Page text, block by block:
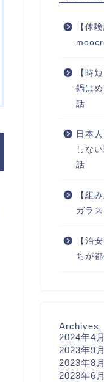
【体
【時
鍋は
話
日本
しな
話
【組
ガラ
【治
ちが
Archives
2024年4月
2023年9月
2023年8月
2023年6月